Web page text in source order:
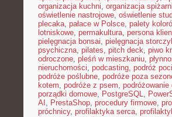
organizacja kuchni, organizacja spiżarni
oświetlenie nastrojowe, oświetlenie
plecaka, pałace w Polsce, palety
lotniskowe, permakultura, persona
pielęgnacja bonsai, pielęgnacja
psychiczna, pilates, pitch deck, piwo
odroczone, pleśń w mieszkaniu,
nieruchomości, podcasting, podróż
podróże poślubne, podróże poza
kotem, podróże z psem, podróżowanie
porządki domowe, PostgreSQL,
AI , PrestaShop, procedury firmowe,
próchnicy, profilaktyka serca,